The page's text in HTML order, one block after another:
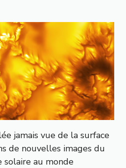
jamais vue de la surface
de nouvelles images du
au monde